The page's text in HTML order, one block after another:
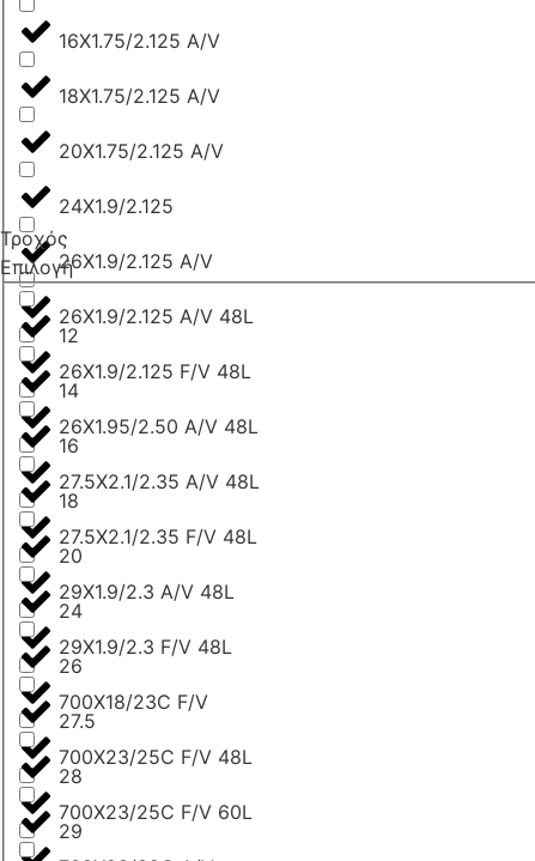
16X1.75/2.125 A/V
18X1.75/2.125 A/V
20X1.75/2.125 A/V
24X1.9/2.125
26X1.9/2.125 A/V
26X1.9/2.125 A/V 48L
26X1.9/2.125 F/V 48L
26X1.95/2.50 A/V 48L
27.5X2.1/2.35 A/V 48L
27.5X2.1/2.35 F/V 48L
29X1.9/2.3 A/V 48L
29X1.9/2.3 F/V 48L
700X18/23C F/V
700X23/25C F/V 48L
700X23/25C F/V 60L
Τροχός
Επιλογή
12
14
16
18
20
24
26
27.5
28
29